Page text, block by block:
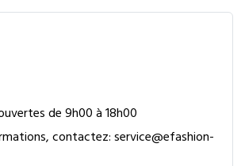
de 9h00 à 18h00
contactez: service@efashion-